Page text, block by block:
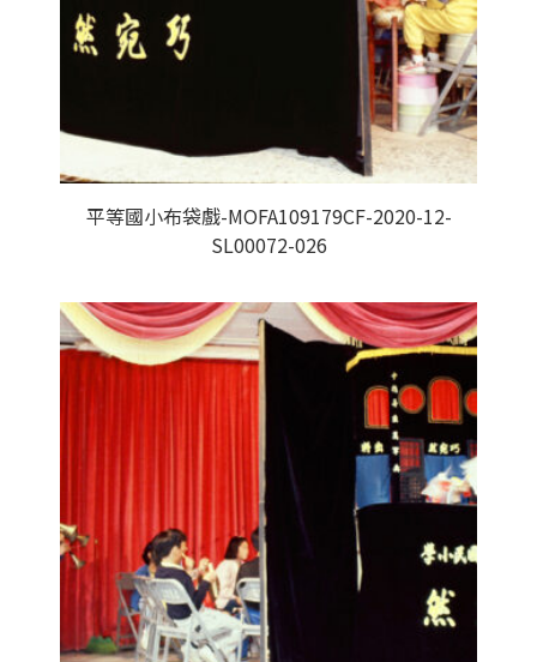
平等國小布袋戲-MOFA109179CF-2020-12-
SL00072-026